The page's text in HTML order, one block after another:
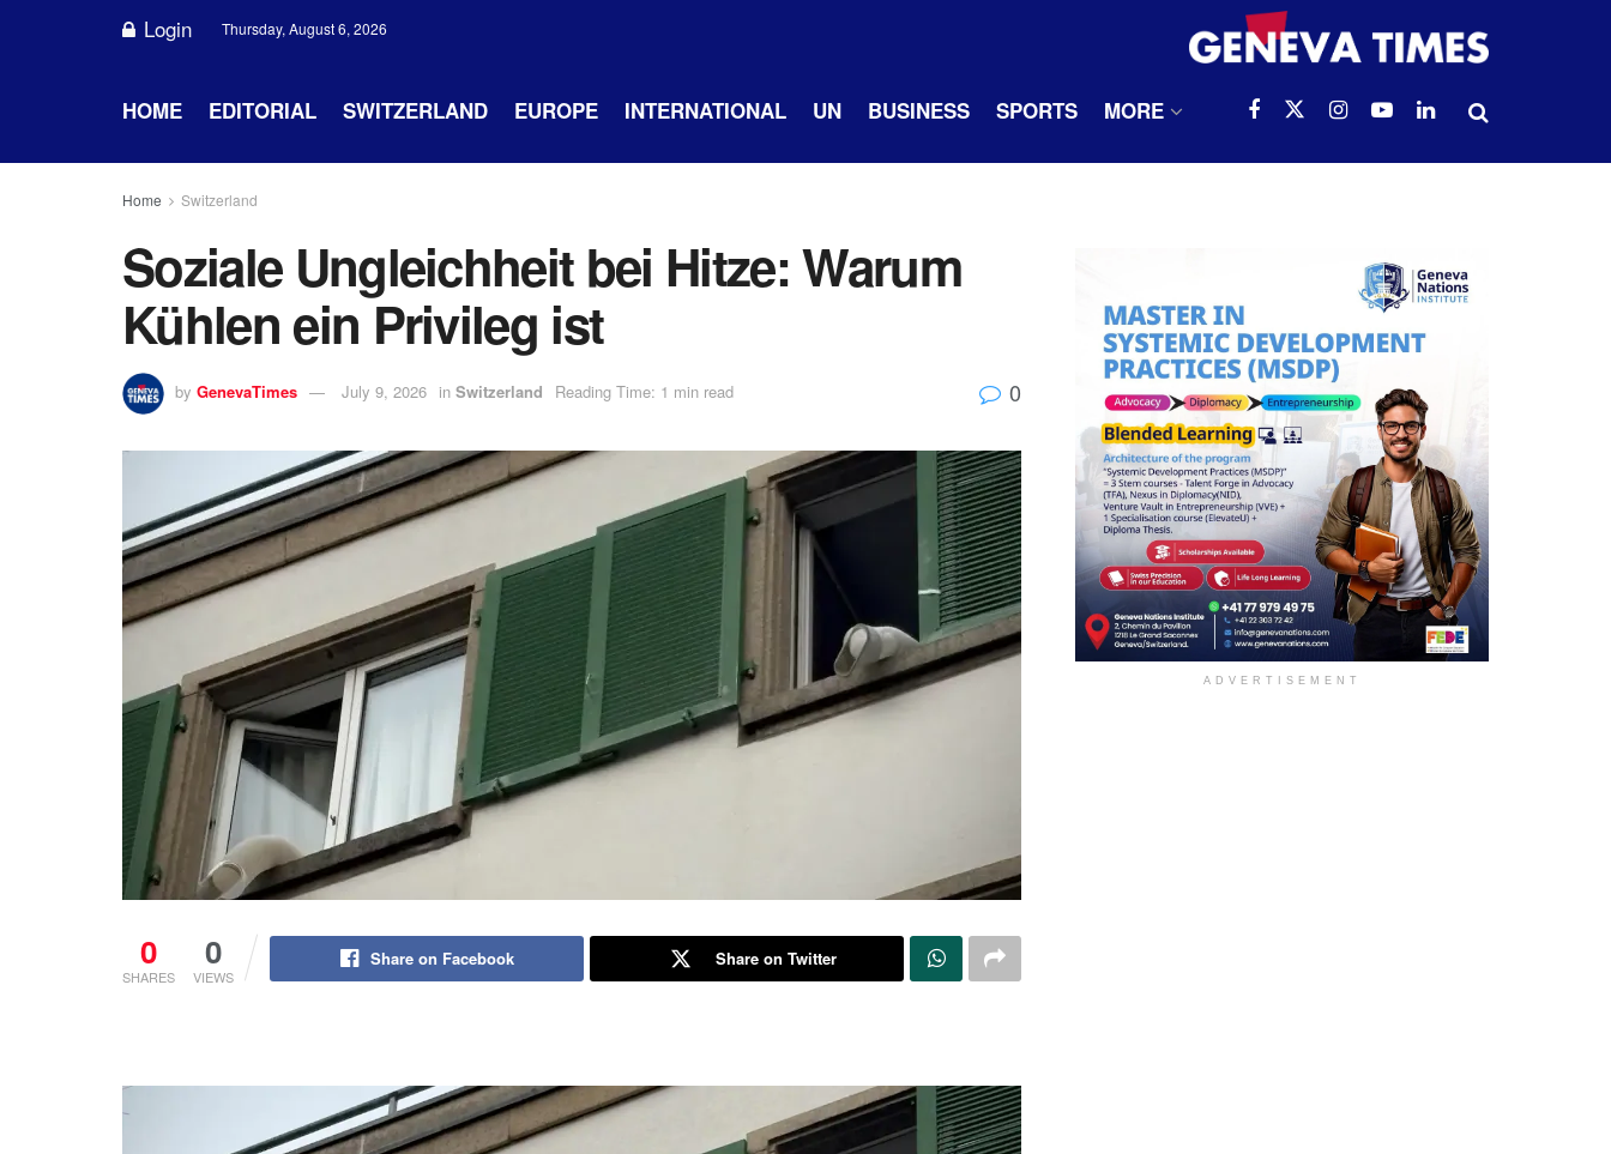
Login Thursday, August 6, 2026
HOME EDITORIAL SWITZERLAND EUROPE INTERNATIONAL UN BUSINESS SPORTS MORE
Home Switzerland
Soziale Ungleichheit bei Hitze: Warum
Kühlen ein Privileg ist
by GenevaTimes July 9, 2026 in Switzerland Reading Time: 1 min read 0
0
SHARES
0
VIEWS
Share on Facebook Share on Twitter
ADVERTISEMENT